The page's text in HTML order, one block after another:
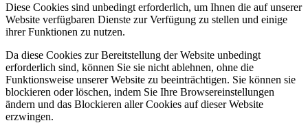
Diese Cookies sind unbedingt erforderlich, um Ihnen die auf unserer
Website verfügbaren Dienste zur Verfügung zu stellen und einige
ihrer Funktionen zu nutzen.
Da diese Cookies zur Bereitstellung der Website unbedingt
erforderlich sind, können Sie sie nicht ablehnen, ohne die
Funktionsweise unserer Website zu beeinträchtigen. Sie können sie
blockieren oder löschen, indem Sie Ihre Browsereinstellungen
ändern und das Blockieren aller Cookies auf dieser Website
erzwingen.